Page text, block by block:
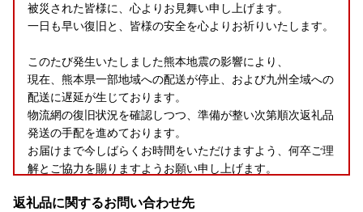
被災された皆様に、心よりお見舞い申し上げます。
一日も早い復旧と、皆様の安全を心よりお祈りいたします。
このたび発生いたしました熊本地震の影響により、
現在、熊本県一部地域への配送が停止、および九州全域への
配送に遅延が生じております。
物流網の復旧状況を確認しつつ、準備が整い次第順次返礼品
発送の手配を進めております。
お届けまで今しばらくお時間をいただけますよう、何卒ご理
解とご協力を賜りますようお願い申し上げます。
--------------------------------
返礼品に関するお問い合わせ先